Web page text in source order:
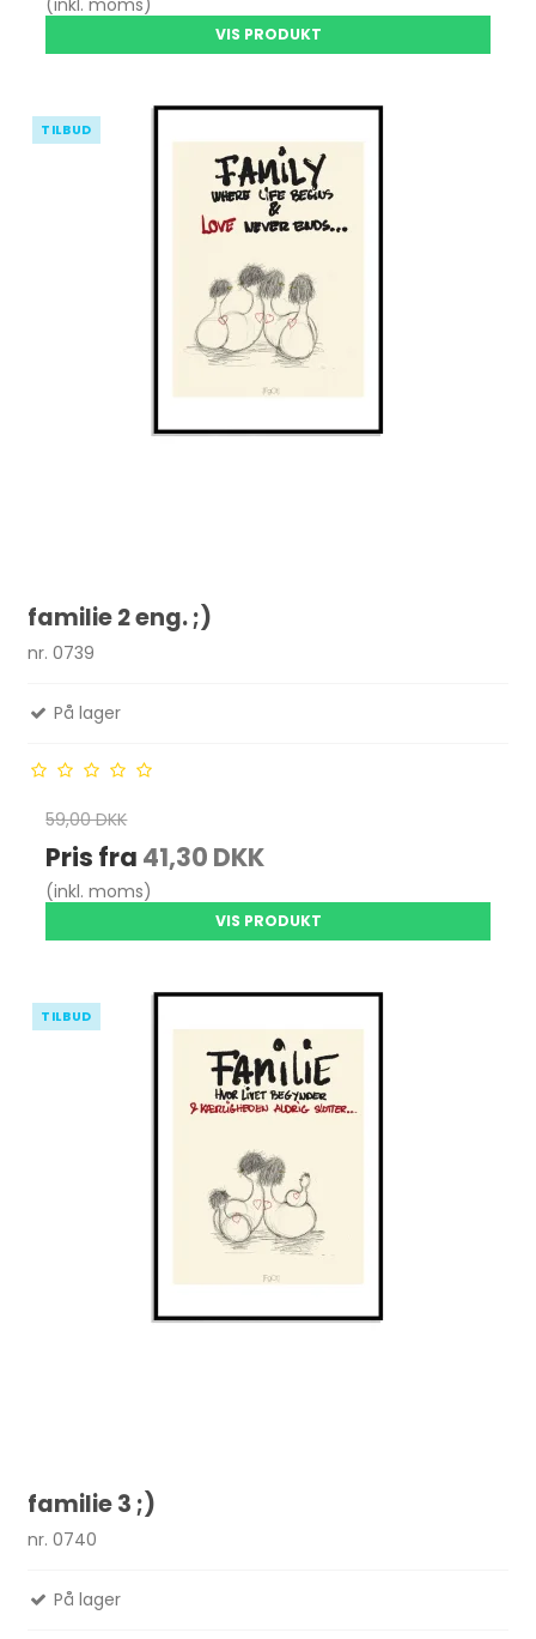
(inkl. moms)
VIS PRODUKT
TILBUD
familie 2 eng. ;)
nr. 0739
På lager
59,00 DKK
Pris fra 41,30 DKK
(inkl. moms)
VIS PRODUKT
TILBUD
familie 3 ;)
nr. 0740
På lager